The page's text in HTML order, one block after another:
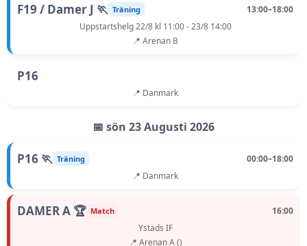
F19 / Damer J 🏃 Träning
13:00–18:00
Uppstartshelg 22/8 kl 11:00 - 23/8 14:00
📍 Arenan B
P16
📍 Danmark
📅 sön 23 Augusti 2026
P16 🏃 Träning
00:00–18:00
📍 Danmark
DAMER A 🏆 Match
16:00
Ystads IF
📍 Arenan A ()